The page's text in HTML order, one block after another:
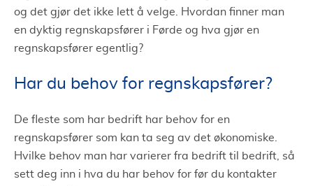
og det gjør det ikke lett å velge. Hvordan finner man
en dyktig regnskapsfører i Førde og hva gjør en
regnskapsfører egentlig?
Har du behov for regnskapsfører?
De fleste som har bedrift har behov for en
regnskapsfører som kan ta seg av det økonomiske.
Hvilke behov man har varierer fra bedrift til bedrift, så
sett deg inn i hva du har behov for før du kontakter